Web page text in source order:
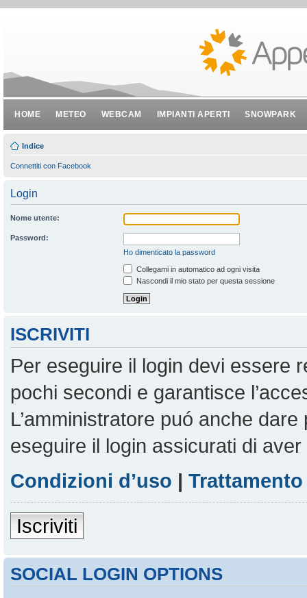
HOME METEO WEBCAM IMPIANTI APERTI SNOWPARK
Indice
Connettiti con Facebook
Login
Nome utente:
Password:
Ho dimenticato la password
Collegami in automatico ad ogni visita
Nascondi il mio stato per questa sessione
ISCRIVITI
Per eseguire il login devi essere
pochi secondi e garantisce
L’amministratore puó anche
eseguire il login assicurati di
Condizioni d’uso |
Iscriviti
SOCIAL LOGIN OPTIONS